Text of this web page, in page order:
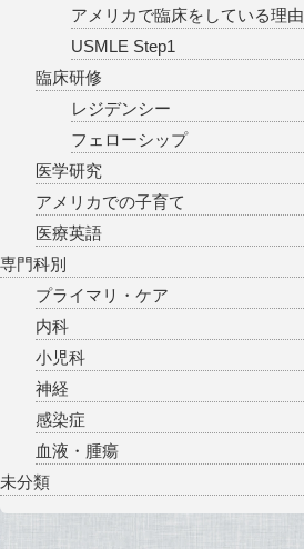
アメリカで臨床をしている理由
USMLE Step1
臨床研修
レジデンシー
フェローシップ
医学研究
アメリカでの子育て
医療英語
専門科別
プライマリ・ケア
内科
小児科
神経
感染症
血液・腫瘍
未分類